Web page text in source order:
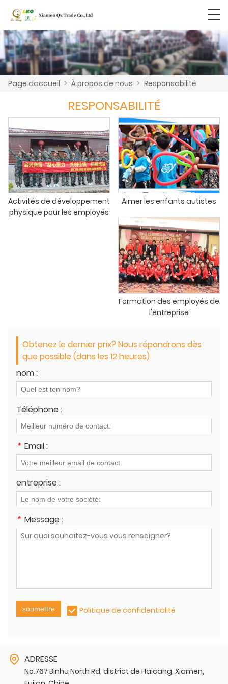
Page daccueil > À propos de nous > Responsabilité
RESPONSABILITÉ
Activités de développement
physique pour les employés
Aimer les enfants autistes
Formation des employés de
l'entreprise
Obtenez le dernier prix? Nous répondrons dès
que possible (dans les 12 heures)
nom :
Téléphone :
* Email :
entreprise :
* Message :
soumettre Politique de confidentialité
ADRESSE
No.767 Binhu North Rd, district de Haicang, Xiamen,